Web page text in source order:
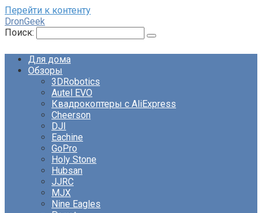
Перейти к контенту
DronGeek
Поиск:
Для дома
Обзоры
3DRobotics
Autel EVO
Квадрокоптеры с AliExpress
Cheerson
DJI
Eachine
GoPro
Holy Stone
Hubsan
JJRC
MJX
Nine Eagles